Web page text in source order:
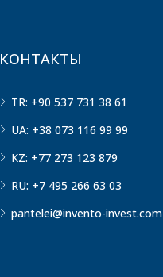
КОНТАКТЫ
TR: +90 537 731 38 61
UA: +38 073 116 99 99
KZ: +77 273 123 879
RU: +7 495 266 63 03
pantelei@invento-invest.com